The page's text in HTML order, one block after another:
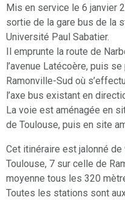
Mis en service le 6 janvier
sortie de la gare bus de la
Université Paul Sabatier.
Il emprunte la route de
l’avenue Latécoère, puis
Ramonville-Sud où
l’axe bus existant en
La voie est aménagée en
de Toulouse, puis en site
Cet itinéraire est jalonné
Toulouse, 7 sur celle de
moyenne tous les 320
Toutes les stations sont